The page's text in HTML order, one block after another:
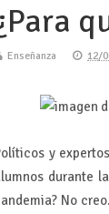
Enseñanza 12/
y
durante
No